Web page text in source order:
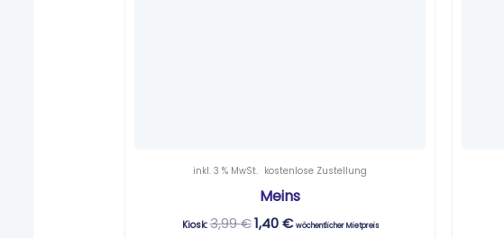
inkl. 3 % MwSt. kostenlose Zustellung
Meins
Kiosk: 3,99€1,40€ wöchentlicher Mietpreis